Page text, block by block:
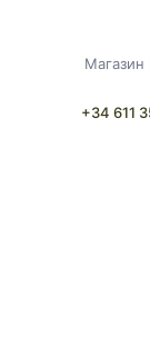
+34 611